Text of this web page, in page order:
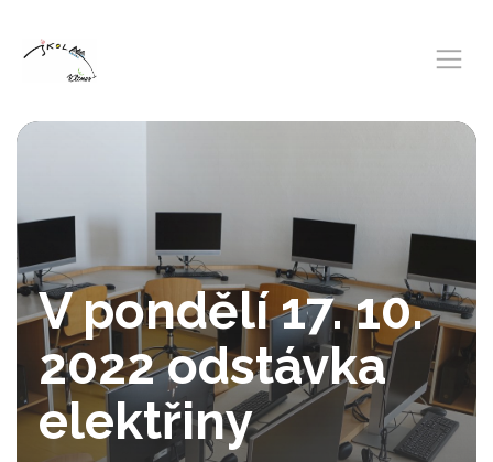
V pondělí 17. 10.
2022 odstávka
elektřiny